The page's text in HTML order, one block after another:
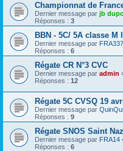
Championnat de
Dernier message par jb
Réponses : 3
BBN - 5C/ 5A classe M
Dernier message par
Réponses : 6
Régate CR N°3 CVC
Dernier message par admin
Réponses : 12
Régate 5C CVSQ 19
Dernier message par
Réponses : 9
Régate SNOS Saint
Dernier message par FRA14
Réponses : 6